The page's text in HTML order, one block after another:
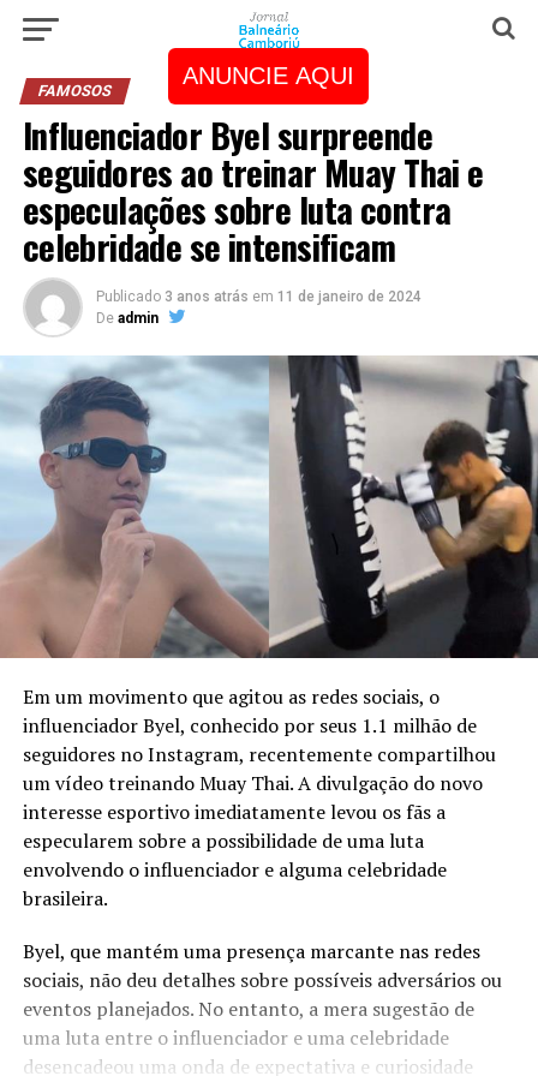
ANUNCIE AQUI
FAMOSOS
Influenciador Byel surpreende
seguidores ao treinar Muay Thai e
especulações sobre luta contra
celebridade se intensificam
Publicado 3 anos atrás em 11 de janeiro de 2024
De admin
Em um movimento que agitou as redes sociais, o
influenciador Byel, conhecido por seus 1.1 milhão de
seguidores no Instagram, recentemente compartilhou
um vídeo treinando Muay Thai. A divulgação do novo
interesse esportivo imediatamente levou os fãs a
especularem sobre a possibilidade de uma luta
envolvendo o influenciador e alguma celebridade
brasileira.
Byel, que mantém uma presença marcante nas redes
sociais, não deu detalhes sobre possíveis adversários ou
eventos planejados. No entanto, a mera sugestão de
uma luta entre o influenciador e uma celebridade
desencadeou uma onda de expectativa e curiosidade